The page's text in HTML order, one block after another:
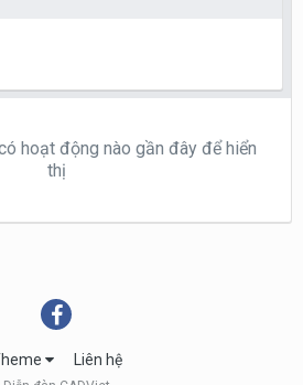
hoạt động nào gần đây để hiển
thị
Liên hệ